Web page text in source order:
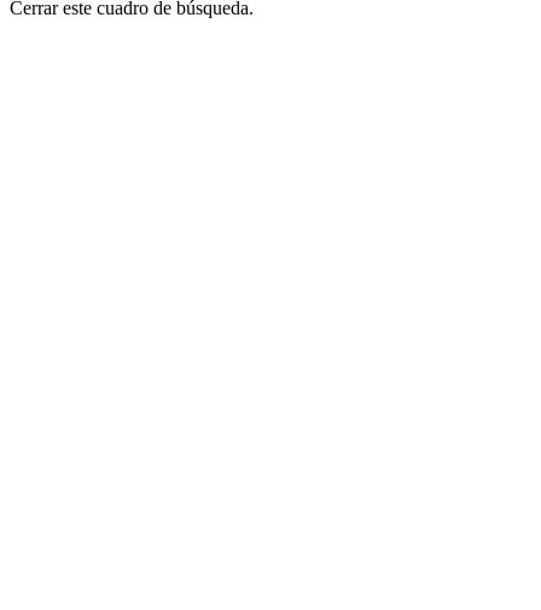
Cerrar este cuadro de búsqueda.